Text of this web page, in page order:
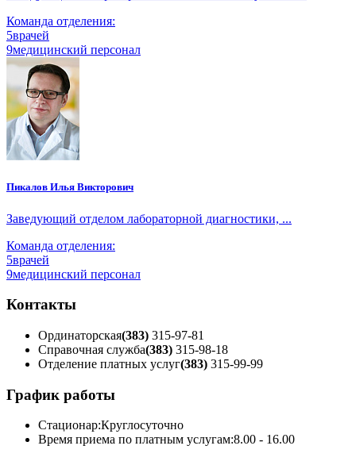
Команда отделения:
5врачей
9медицинский персонал
Пикалов Илья Викторович
Заведующий отделом лабораторной диагностики, ...
Команда отделения:
5врачей
9медицинский персонал
Контакты
Ординаторская(383) 315-97-81
Справочная служба(383) 315-98-18
Отделение платных услуг(383) 315-99-99
График работы
Стационар:Круглосуточно
Время приема по платным услугам:8.00 - 16.00